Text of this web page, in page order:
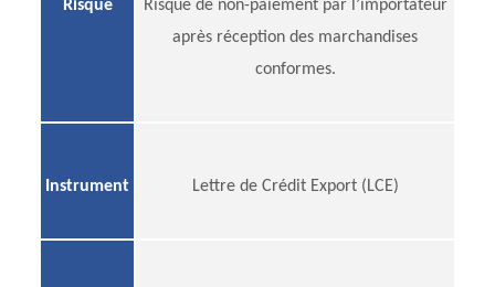
Risque
Risque de non-paiement par l’importateur
après réception des marchandises
conformes.
Instrument Lettre de Crédit Export (LCE)